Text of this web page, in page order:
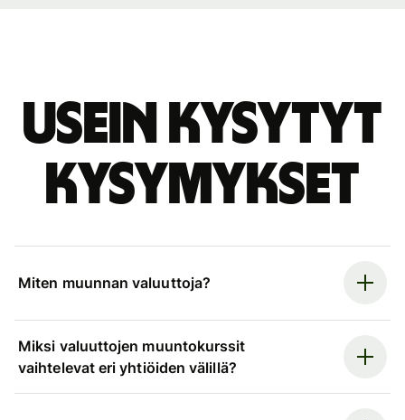
Usein kysytyt
kysymykset
Miten muunnan valuuttoja?
Miksi valuuttojen muuntokurssit
vaihtelevat eri yhtiöiden välillä?